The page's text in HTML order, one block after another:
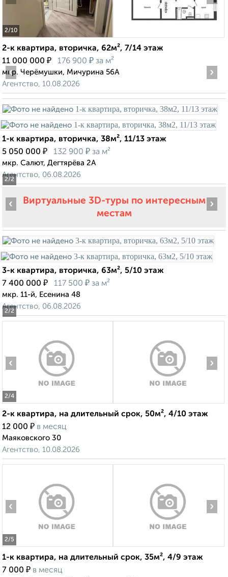
2/10
2-к квартира, вторичка, 62м², 7/14 этаж
11 000 000 ₽ 176 900 ₽ за м²
мкр. Черёмушки, Мичурина 56А
Агентство, 10.08.2026
2/2
‹ ›
1-к квартира, вторичка, 38м², 11/13 этаж
5 050 000 ₽ 132 900 ₽ за м²
мкр. Салют, Дегтярёва 2А
Агентство, 06.08.2026
Виртуальные 3D-туры по интересным
местам
2/2
‹ ›
3-к квартира, вторичка, 63м², 5/10 этаж
7 400 000 ₽ 117 500 ₽ за м²
мкр. 11-й, Есенина 48
Агентство, 06.08.2026
2/4
‹ ›
2-к квартира, на длительный срок, 50м², 4/10 этаж
12 000 ₽ в месяц
Маяковского 30
Агентство, 10.08.2026
2/5
‹ ›
1-к квартира, на длительный срок, 35м², 4/9 этаж
7 000 ₽ в месяц